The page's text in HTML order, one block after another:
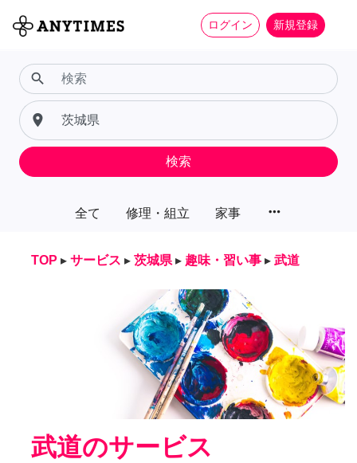
ログイン 新規登録
全て 修理・組立 家事 more_horiz
search
place
検索
TOP ▸ サービス ▸ 茨城県 ▸ 趣味・習い事 ▸ 武道
武道のサービス